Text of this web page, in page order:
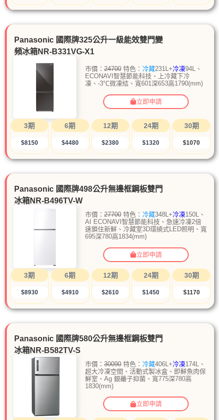
Panasonic 國際牌325公升一級能效雙門變
頻冰箱NR-B331VG-X1
市價： 24700特色： 冷藏231L+冷凍94L、
ECONAVI智慧節能科技、上冷藏下冷
凍、-3℃微凍結、寬601深653高1790(mm)
立即申請
3期
$8150
6期
$4480
12期
$2380
24期
$1320
30期
$1070
Panasonic 國際牌498公升無邊框鋼板雙門
冰箱NR-B496TV-W
市價： 27700特色： 冷藏348L+冷凍150L、
AI ECONAVI智慧節能科技、急速冷凍2倍
速鎖住新鮮、冷藏室3D環繞式LED照明、寬
695深780高1834(mm)
立即申請
3期
$8930
6期
$4910
12期
$2610
24期
$1450
30期
$1170
Panasonic 國際牌580公升無邊框鋼板雙門
冰箱NR-B582TV-S
市價： 30090特色： 冷藏406L+冷凍174L、
超大冷凍空間、活動式製冰盒、即鮮魚肉保
鮮室、Ag 銀離子抑菌、寬775深780高
1830(mm)
立即申請